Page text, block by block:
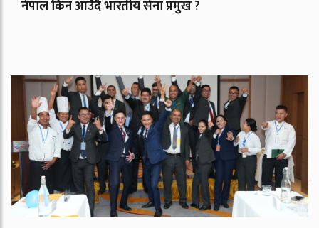
नेपाल किन आउँदै भारतीय सेना प्रमुख ?